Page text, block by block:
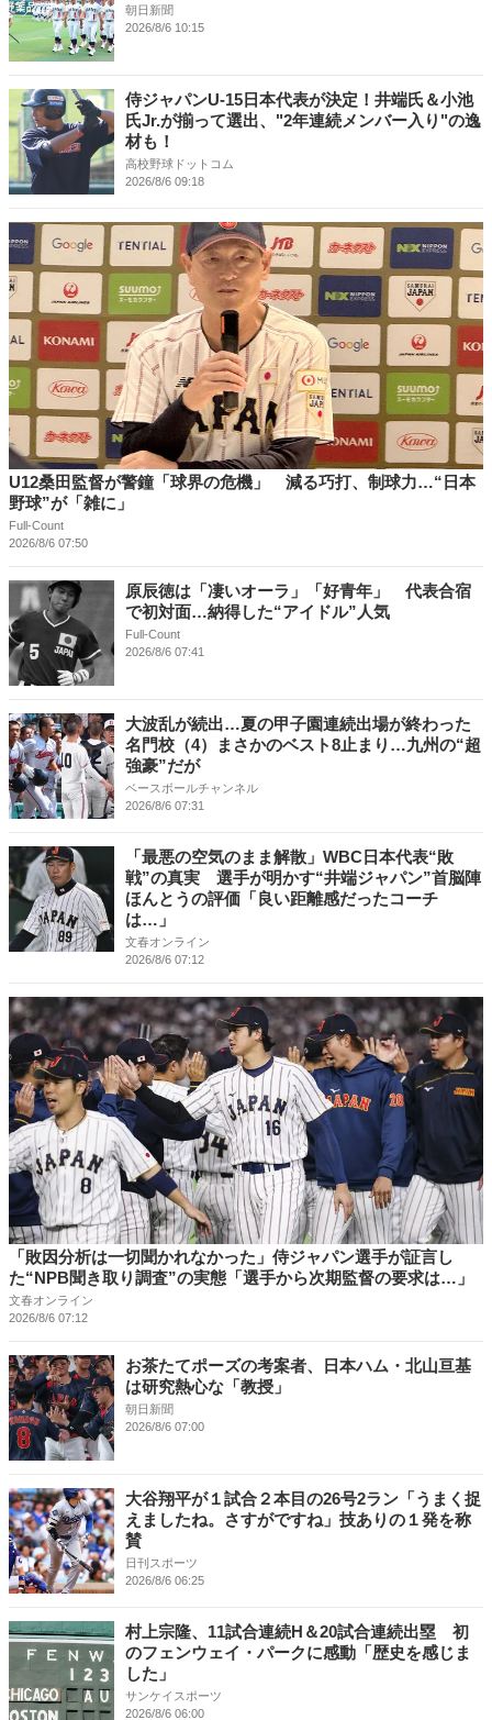
朝日新聞
2026/8/6 10:15
侍ジャパンU-15日本代表が決定！井端氏＆小池
氏Jr.が揃って選出、"2年連続メンバー入り"の逸
材も！
高校野球ドットコム
2026/8/6 09:18
U12桑田監督が警鐘「球界の危機」 減る巧打、制球力…“日本
野球”が「雑に」
Full-Count
2026/8/6 07:50
原辰徳は「凄いオーラ」「好青年」 代表合宿
で初対面…納得した“アイドル”人気
Full-Count
2026/8/6 07:41
大波乱が続出…夏の甲子園連続出場が終わった
名門校（4）まさかのベスト8止まり…九州の“超
強豪”だが
ベースボールチャンネル
2026/8/6 07:31
「最悪の空気のまま解散」WBC日本代表“敗
戦”の真実 選手が明かす“井端ジャパン”首脳陣
ほんとうの評価「良い距離感だったコーチ
は…」
文春オンライン
2026/8/6 07:12
「敗因分析は一切聞かれなかった」侍ジャパン選手が証言し
た“NPB聞き取り調査”の実態「選手から次期監督の要求は…」
文春オンライン
2026/8/6 07:12
お茶たてポーズの考案者、日本ハム・北山亘基
は研究熱心な「教授」
朝日新聞
2026/8/6 07:00
大谷翔平が１試合２本目の26号2ラン「うまく捉
えましたね。さすがですね」技ありの１発を称
賛
日刊スポーツ
2026/8/6 06:25
村上宗隆、11試合連続H＆20試合連続出塁 初
のフェンウェイ・パークに感動「歴史を感じま
した」
サンケイスポーツ
2026/8/6 06:00